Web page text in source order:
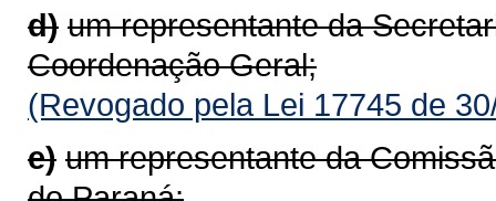
d) um representante da
Coordenação Geral;
(Revogado pela Lei 17745 de
e) um representante da